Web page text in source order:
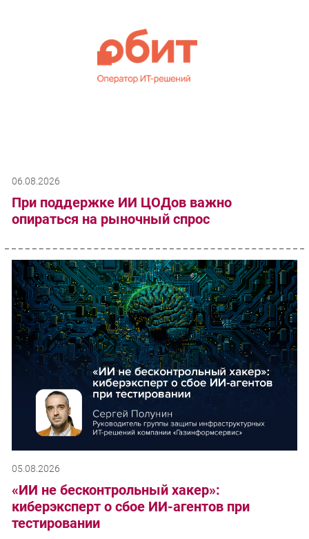
06.08.2026
При поддержке ИИ ЦОДов важно
опираться на рыночный спрос
05.08.2026
«ИИ не бесконтрольный хакер»:
киберэксперт о сбое ИИ-агентов при
тестировании